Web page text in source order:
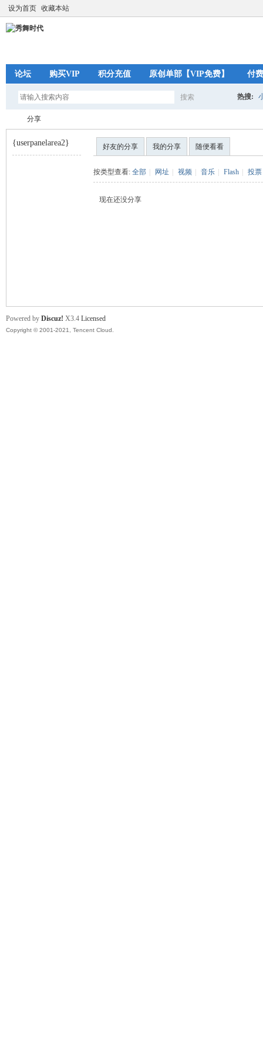
设为首页 收藏本站
论坛 购买VIP 积分充值 原创单部【VIP免费】 付
搜索 热搜:
分享
{userpanelarea2} 好友的分享 我的分享 随便看看
按类型查看: 全部 网址 视频 音乐 Flash 投票
现在还没分享
Powered by Discuz! X3.4 Licensed
Copyright © 2001-2021, Tencent Cloud.